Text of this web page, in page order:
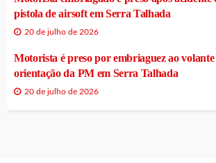
pistola de airsoft em Serra Talhada
20 de julho de 2026
Motorista é preso por embriaguez ao volante
orientação da PM em Serra Talhada
20 de julho de 2026